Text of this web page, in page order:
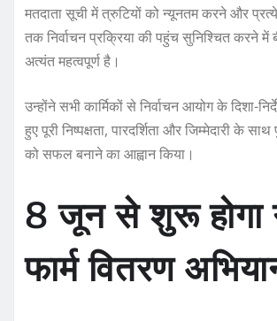
मतदाता सूची में त्रुटियों को न्यूनतम करने और
तक निर्वाचन प्रक्रिया की पहुंच सुनिश्चित करने में
अत्यंत महत्वपूर्ण है।
उन्होंने सभी कार्मिकों से निर्वाचन आयोग के दिशा-
हुए पूरी निष्पक्षता, पारदर्शिता और जिम्मेदारी के
को सफल बनाने का आह्वान किया।
8 जून से शुरू होगा
फार्म वितरण